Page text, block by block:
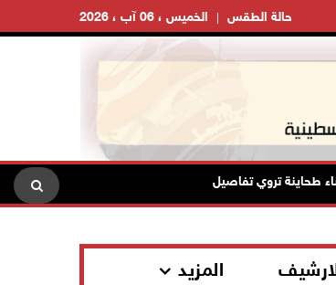
الخميس ، 06 آب ، 2026 حالة الطقس
طحاينة تروي تفاصيل اعتقالها: حُرمت من وداع أطفالها وتعرضت
المزيد